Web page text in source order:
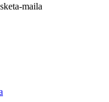
maila